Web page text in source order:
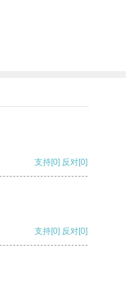
支持[0] 反对[0]
支持[0] 反对[0]